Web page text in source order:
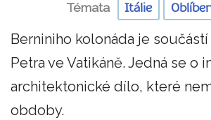
Témata Itálie
Berniniho kolonáda je součástí
Petra ve Vatikáně. Jedná se o
architektonické dílo, které
obdoby.